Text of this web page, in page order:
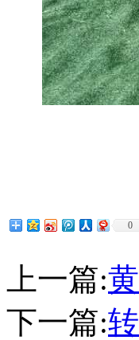
0
上一篇:
下一篇: